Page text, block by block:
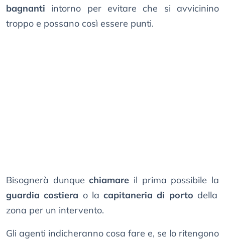
bagnanti intorno per evitare che si avvicinino
troppo e possano così essere punti.
Bisognerà dunquechiamare il prima possibile la
guardia costiera o la capitaneria di porto della
zona per un intervento.
Gli agenti indicheranno cosa fare e, se lo ritengono